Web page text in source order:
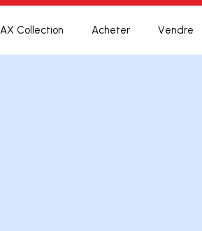
Collection Acheter Vendre